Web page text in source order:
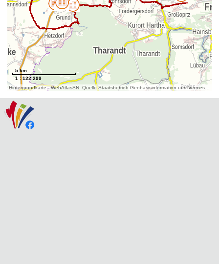
Hintergrundkarte - WebAtlasSN: QuelleStaatsbetrieb Geobasisinformation und Vermessung Sachsen (GeoSN)
5 km
1 : 122.299